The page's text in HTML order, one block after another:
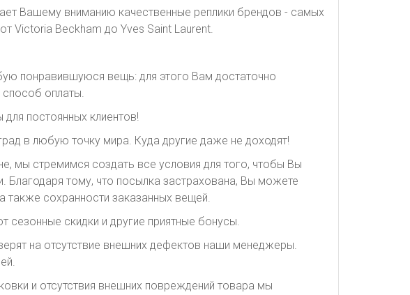
Вашему вниманию качественные реплики брендов - самых
Victoria Beckham до Yves Saint Laurent.
понравившуюся вещь: для этого Вам достаточно
оплаты.
постоянных клиентов!
в любую точку мира. Куда другие даже не доходят!
мы стремимся создать все условия для того, чтобы Вы
Благодаря тому, что посылка застрахована, Вы можете
также сохранности заказанных вещей.
скидки и другие приятные бонусы.
на отсутствие внешних дефектов наши менеджеры.
и отсутствия внешних повреждений товара мы